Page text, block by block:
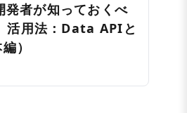
者が知っておくべ
活用法：Data APIと
）